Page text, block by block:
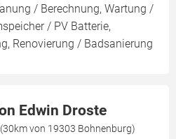
/ Berechnung, Wartung /
/ PV Batterie,
Renovierung / Badsanierung
Edwin Droste
von 19303 Bohnenburg)